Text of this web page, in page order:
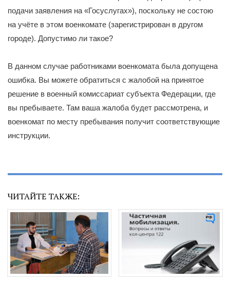
подачи заявления на «Госуслугах»), поскольку не состою
на учёте в этом военкомате (зарегистрирован в другом
городе). Допустимо ли такое?
В данном случае работниками военкомата была допущена
ошибка. Вы можете обратиться с жалобой на принятое
решение в военный комиссариат субъекта Федерации, где
вы пребываете. Там ваша жалоба будет рассмотрена, и
военкомат по месту пребывания получит соответствующие
инструкции.
ЧИТАЙТЕ ТАКЖЕ: